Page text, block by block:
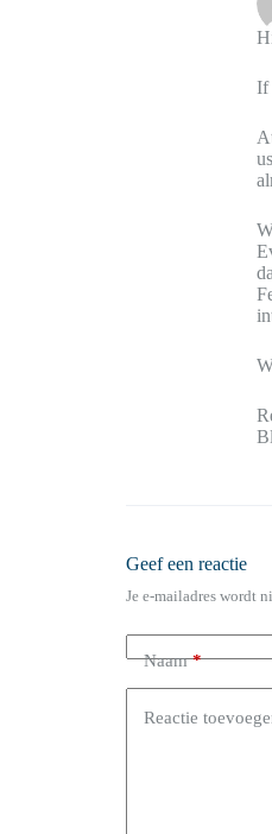
If
Geef een reactie
Je e-mailadres wordt
Naam*
Reactie